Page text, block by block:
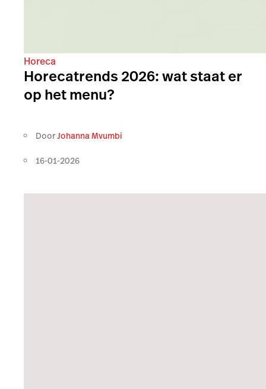
Horeca
Horecatrends 2026: wat staat er
op het menu?
DoorJohanna Mvumbi
16-01-2026